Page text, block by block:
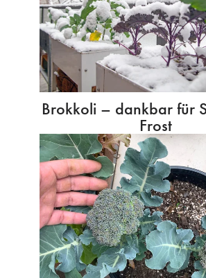
Brokkoli – dankbar für
Frost